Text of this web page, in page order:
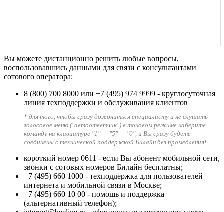
Вы можете дистанционно решить любые вопросы,
воспользовавшись данными для связи с консультантами
сотового оператора:
8 (800) 700 8000 или +7 (495) 974 9999 - круглосуточная
линия техподдержки и обслуживания клиентов
* для того, чтобы сразу дозвониться специалисту и не слушать
голосовое меню ("автоответчик") в тоновом режиме наберите
команду на клавиатуре "1" — "5" — "0", и Вы сразу будете
соединены с технической поддержкой Билайн без промедления!
короткий номер 0611 - если Вы абонент мобильной сети,
звонки с сотовых номеров Билайн бесплатны;
+7 (495) 660 1000 - техподдержка для пользователей
интернета и мобильной связи в Москве;
+7 (495) 660 10 00 - помощь и поддержка
(альтернативный телефон);